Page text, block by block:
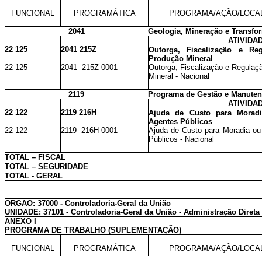
FUNCIONAL PROGRAMÁTICA PROGRAMA/AÇÃO/
2041
Geologia, Mineração e
22 125
2041 215Z
Outorga, Fiscalização e
Produção Mineral
22 125
2041 215Z 0001
Outorga, Fiscalização e
Mineral - Nacional
2119
Programa de Gestão e
22 122
2119 216H
Ajuda de Custo para
Agentes Públicos
22 122
2119 216H 0001
Ajuda de Custo para Moradia
Públicos - Nacional
TOTAL – FISCAL
TOTAL – SEGURIDADE
TOTAL - GERAL
ÓRGÃO: 37000 - Controladoria-Geral da União
UNIDADE: 37101 - Controladoria-Geral da União - Administração Direta
ANEXO I
PROGRAMA DE TRABALHO (SUPLEMENTAÇÃO)
FUNCIONAL PROGRAMÁTICA PROGRAMA/AÇÃO/